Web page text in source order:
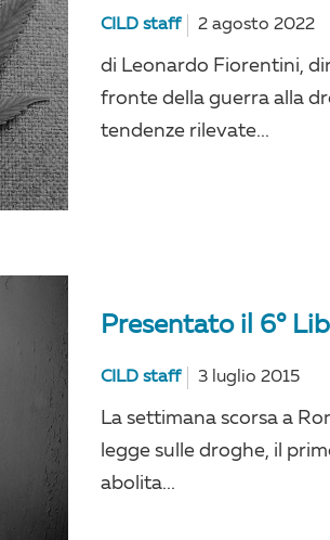
CILD staff 2 agosto 2022
di Leonardo Fiorentini,
fronte della guerra alla
tendenze rilevate...
Presentato il 6°
CILD staff 3 luglio 2015
La settimana scorsa a
legge sulle droghe, il
abolita...